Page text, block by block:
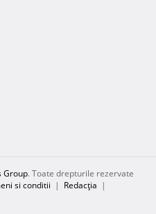
Group. Toate drepturile rezervate
si conditii | Redacţia |